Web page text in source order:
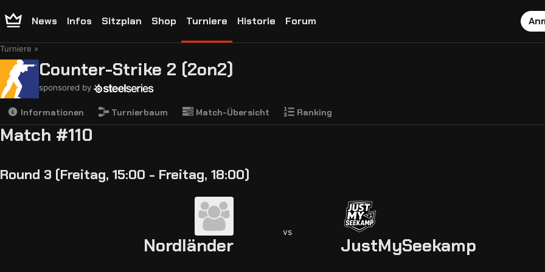
News Infos Sitzplan Shop Turniere Historie Forum
Turniere
Counter-Strike 2 (2on2)
sponsored by
Informationen Turnierbaum Match-Übersicht Ranking
Match #110
Round 3 (Freitag, 15:00 - Freitag, 18:00)
Nordländer
vs
JustMySeekamp